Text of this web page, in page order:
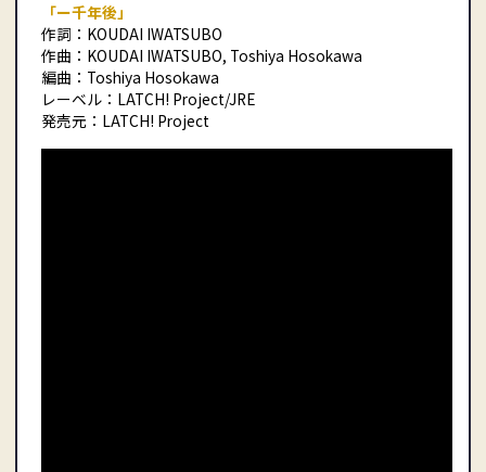
「ー千年後」
作詞：KOUDAI IWATSUBO
作曲：KOUDAI IWATSUBO, Toshiya Hosokawa
編曲：Toshiya Hosokawa
レーベル：LATCH! Project/JRE
発売元：LATCH! Project